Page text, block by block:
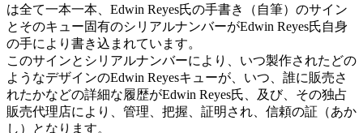
は全て一本一本、Edwin Reyes氏の手書き（自筆）のサイン
とそのキュー固有のシリアルナンバーがEdwin Reyes氏自身
の手により書き込まれています。
このサインとシリアルナンバーにより、いつ製作されたどの
ようなデザインのEdwin Reyesキューが、いつ、誰に販売さ
れたかなどの詳細な履歴がEdwin Reyes氏、及び、その独占
販売代理店により、管理、把握、証明され、信頼の証（あか
し）となります。